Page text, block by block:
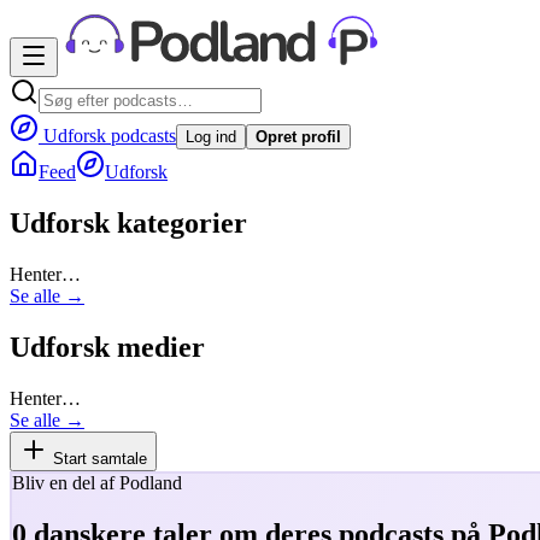
Udforsk podcasts Log ind Opret profil
Feed Udforsk
Udforsk kategorier
Henter…
Se alle →
Udforsk medier
Henter…
Se alle →
Start samtale
Bliv en del af Podland